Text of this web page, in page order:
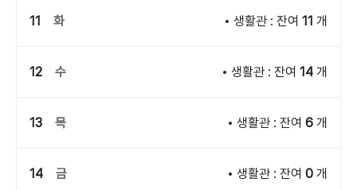
11 화 생활관 : 잔여 11 개
12 수 생활관 : 잔여 14 개
13 목 생활관 : 잔여 6 개
14 금 생활관 : 잔여 0 개